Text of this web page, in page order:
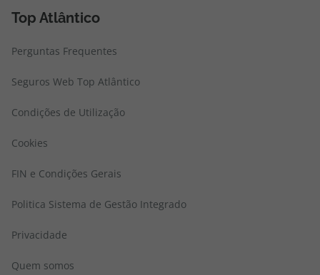
Top Atlântico
Perguntas Frequentes
Seguros Web Top Atlântico
Condições de Utilização
Cookies
FIN e Condições Gerais
Politica Sistema de Gestão Integrado
Privacidade
Quem somos